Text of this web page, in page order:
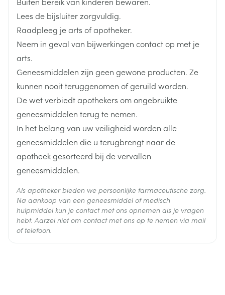
4 tot 8 weken en de dosis Rapamune° dient te
worden aangepast om dalconcentraties in volbloed
tussen 12 en 20 ng/ml
Rapamune consistent met of zonder voedsel
ingenomen te worden
Grapefruitsap dient vermeden te worden
Diepte
Hoeveelheid
Verpakking
30
Actieve
Ingrediënten
sirolimus
Behoud Kamertemperatuur (15°C - 25°C)
Lees de bijsluiter zorgvuldig.
Raadpleeg je arts of apotheker.
Neem in geval van bijwerkingen contact op met je
arts.
Geneesmiddelen zijn geen gewone producten. Ze
kunnen nooit teruggenomen of geruild worden.
De wet verbiedt apothekers om ongebruikte
geneesmiddelen terug te nemen.
In het belang van uw veiligheid worden alle
geneesmiddelen die u terugbrengt naar de
apotheek gesorteerd bij de vervallen
geneesmiddelen.
Als apotheker bieden we persoonlijke farmaceutische zorg.
Na aankoop van een geneesmiddel of medisch
hulpmiddel kun je contact met ons opnemen als je vragen
hebt. Aarzel niet om contact met ons op te nemen via mail
of telefoon.